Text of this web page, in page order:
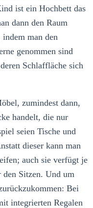
ist ein Hochbett das
dann den Raum
man den
genommen sind
Schlaffläche sich
zumindest dann,
handelt, die nur
seien Tische und
dieser kann man
auch sie verfügt je
den Sitzen. Und um
Bei
integrierten Regalen